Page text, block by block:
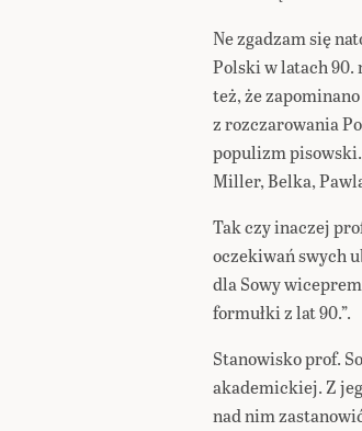
Ne zgadzam się
Polski w latach 90.
też, że
z rozczarowania
populizm
Miller, Belka,
Tak czy inaczej
oczekiwań swych
dla Sowy
formułki z lat 90.”.
Stanowisko prof.
akademickiej. Z
nad nim